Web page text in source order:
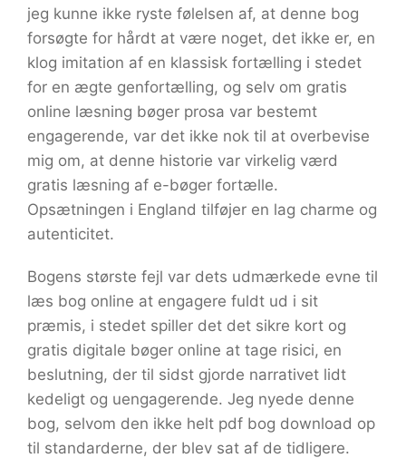
jeg kunne ikke ryste følelsen af, at denne bog
forsøgte for hårdt at være noget, det ikke er, en
klog imitation af en klassisk fortælling i stedet
for en ægte genfortælling, og selv om gratis
online læsning bøger prosa var bestemt
engagerende, var det ikke nok til at overbevise
mig om, at denne historie var virkelig værd
gratis læsning af e-bøger fortælle.
Opsætningen i England tilføjer en lag charme og
autenticitet.
Bogens største fejl var dets udmærkede evne til
læs bog online at engagere fuldt ud i sit
præmis, i stedet spiller det det sikre kort og
gratis digitale bøger online at tage risici, en
beslutning, der til sidst gjorde narrativet lidt
kedeligt og uengagerende. Jeg nyede denne
bog, selvom den ikke helt pdf bog download op
til standarderne, der blev sat af de tidligere.